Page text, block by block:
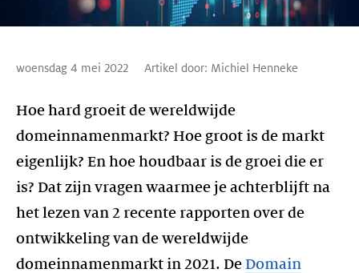
woensdag 4 mei 2022 Artikel door: Michiel Henneke
Hoe hard groeit de wereldwijde
domeinnamenmarkt? Hoe groot is de markt
eigenlijk? En hoe houdbaar is de groei die er
is? Dat zijn vragen waarmee je achterblijft na
het lezen van 2 recente rapporten over de
ontwikkeling van de wereldwijde
domeinnamenmarkt in 2021. De Domain